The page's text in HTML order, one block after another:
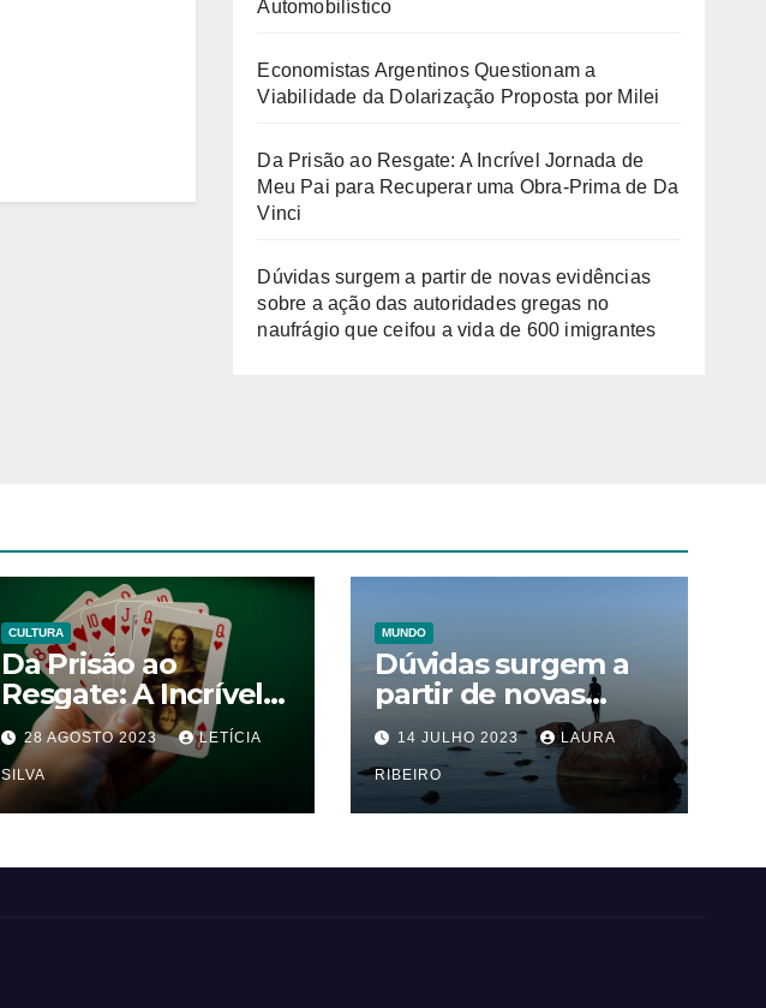
Automobilístico
Economistas Argentinos Questionam a
Viabilidade da Dolarização Proposta por Milei
Da Prisão ao Resgate: A Incrível Jornada de
Meu Pai para Recuperar uma Obra-Prima de Da
Vinci
Dúvidas surgem a partir de novas evidências
sobre a ação das autoridades gregas no
naufrágio que ceifou a vida de 600 imigrantes
CULTURA
Da Prisão ao
Resgate: A Incrível
Jornada de Meu Pai
para Recuperar uma
Obra-Prima de Da
Vinci
28 AGOSTO 2023 LETÍCIA
SILVA
MUNDO
Dúvidas surgem a
partir de novas
evidências sobre a
ação das
autoridades gregas
no naufrágio que
imigrantes
14 JULHO 2023 LAURA
RIBEIRO